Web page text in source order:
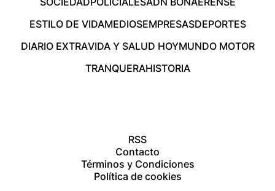
ESTILO DE VIDAMEDIOSEMPRESASDEPORTES
DIARIO EXTRAVIDA Y SALUD HOYMUNDO MOTOR
TRANQUERAHISTORIA
RSS
Contacto
Términos y Condiciones
Política de cookies